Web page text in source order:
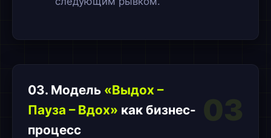
03. Модель «Выдох –
Пауза – Вдох» как бизнес-
процесс
03